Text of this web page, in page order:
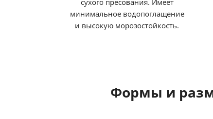
сухого пресования. Имеет
минимальное водопоглащение
и высокую морозостойкость.
Формы и